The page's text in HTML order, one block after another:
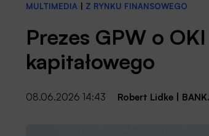
MULTIMEDIA | Z RYNKU FINANSOWEGO
Prezes GPW o
kapitałowego
08.06.2026 14:43 Robert Lidke